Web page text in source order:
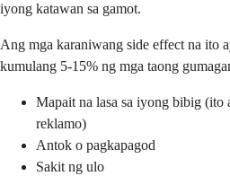
iyong katawan sa gamot.
Ang mga karaniwang side effect na ito
kumulang 5-15% ng mga taong
Mapait na lasa sa iyong bibig (ito
reklamo)
Antok o pagkapagod
Sakit ng ulo